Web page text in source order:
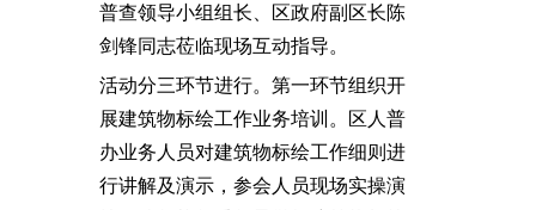
普查领导小组组长、区政府副区长陈
剑锋同志莅临现场互动指导。
活动分三环节进行。第一环节组织开
展建筑物标绘工作业务培训。区人普
办业务人员对建筑物标绘工作细则进
行讲解及演示，参会人员现场实操演